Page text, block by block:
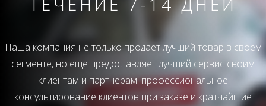
Наша компания не только продает лучший товар в своем
сегменте, но еще предоставляет лучший сервис своим
клиентам и партнерам: профессиональное
консультирование клиентов при заказе и кратчайшие